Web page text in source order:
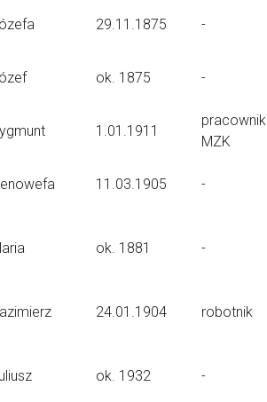
29.11.1875 -
ok. 1875 -
1.01.1911
pracownik
MZK
11.03.1905 -
ok. 1881 -
24.01.1904 robotnik
ok. 1932 -